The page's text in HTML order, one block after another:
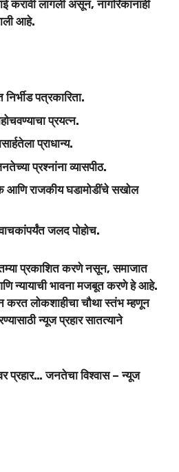
करावी लागली असून, नागरिकांनाही
आहे.
निर्भीड पत्रकारिता.
प्रयत्न.
प्राधान्य.
प्रश्नांना व्यासपीठ.
आणि राजकीय घडामोडींचे सखोल
जलद पोहोच.
प्रकाशित करणे नसून, समाजात
न्यायाची भावना मजबूत करणे हे आहे.
करत लोकशाहीचा चौथा स्तंभ म्हणून
न्यूज प्रहार सातत्याने
प्रहार… जनतेचा विश्वास – न्यूज